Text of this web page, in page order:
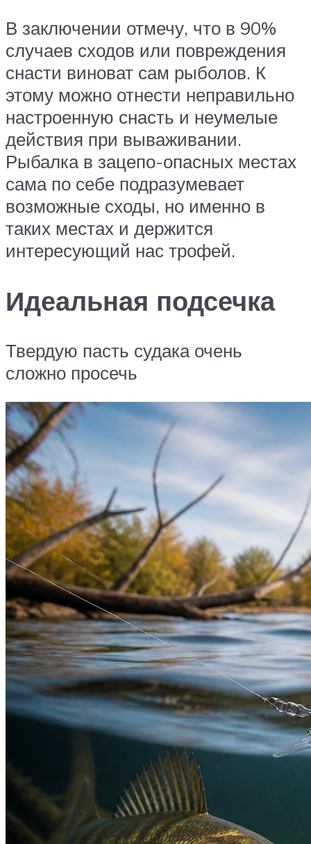
В заключении отмечу, что в 90%
случаев сходов или повреждения
снасти виноват сам рыболов. К
этому можно отнести неправильно
настроенную снасть и неумелые
действия при вываживании.
Рыбалка в зацепо-опасных местах
сама по себе подразумевает
возможные сходы, но именно в
таких местах и держится
интересующий нас трофей.
Идеальная подсечка
Твердую пасть судака очень
сложно просечь